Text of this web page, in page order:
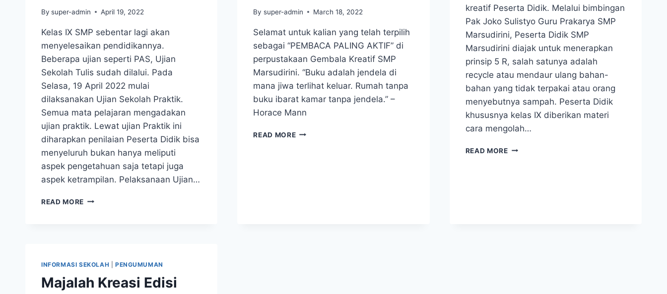
By super-admin April 19, 2022
Kelas IX SMP sebentar lagi akan
menyelesaikan pendidikannya.
Beberapa ujian seperti PAS, Ujian
Sekolah Tulis sudah dilalui. Pada
Selasa, 19 April 2022 mulai
dilaksanakan Ujian Sekolah Praktik.
Semua mata pelajaran mengadakan
ujian praktik. Lewat ujian Praktik ini
diharapkan penilaian Peserta Didik bisa
menyeluruh bukan hanya meliputi
aspek pengetahuan saja tetapi juga
aspek ketrampilan. Pelaksanaan Ujian…
READ MORE UJIAN
IX
2022
By super-admin March 18, 2022
Selamat untuk kalian yang telah terpilih
sebagai “PEMBACA PALING AKTIF” di
perpustakaan Gembala Kreatif SMP
Marsudirini. “Buku adalah jendela di
mana jiwa terlihat keluar. Rumah tanpa
buku ibarat kamar tanpa jendela.” –
Horace Mann
READ MORE5
kreatif Peserta Didik. Melalui bimbingan
Pak Joko Sulistyo Guru Prakarya SMP
Marsudirini, Peserta Didik SMP
Marsudirini diajak untuk menerapkan
prinsip 5 R, salah satunya adalah
recycle atau mendaur ulang bahan-
bahan yang tidak terpakai atau orang
menyebutnya sampah. Peserta Didik
khususnya kelas IX diberikan materi
cara mengolah…
READ MORETETAP
INFORMASI SEKOLAH PENGUMUMAN
Majalah Kreasi Edisi